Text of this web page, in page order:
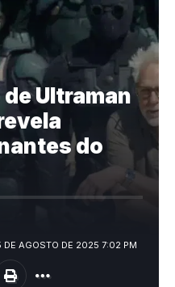
Ultraman
do
DE AGOSTO DE 2025 7:02 PM